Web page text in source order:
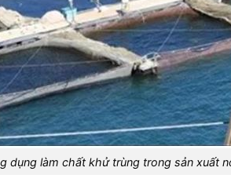
dụng làm chất khử trùng trong sản xuất